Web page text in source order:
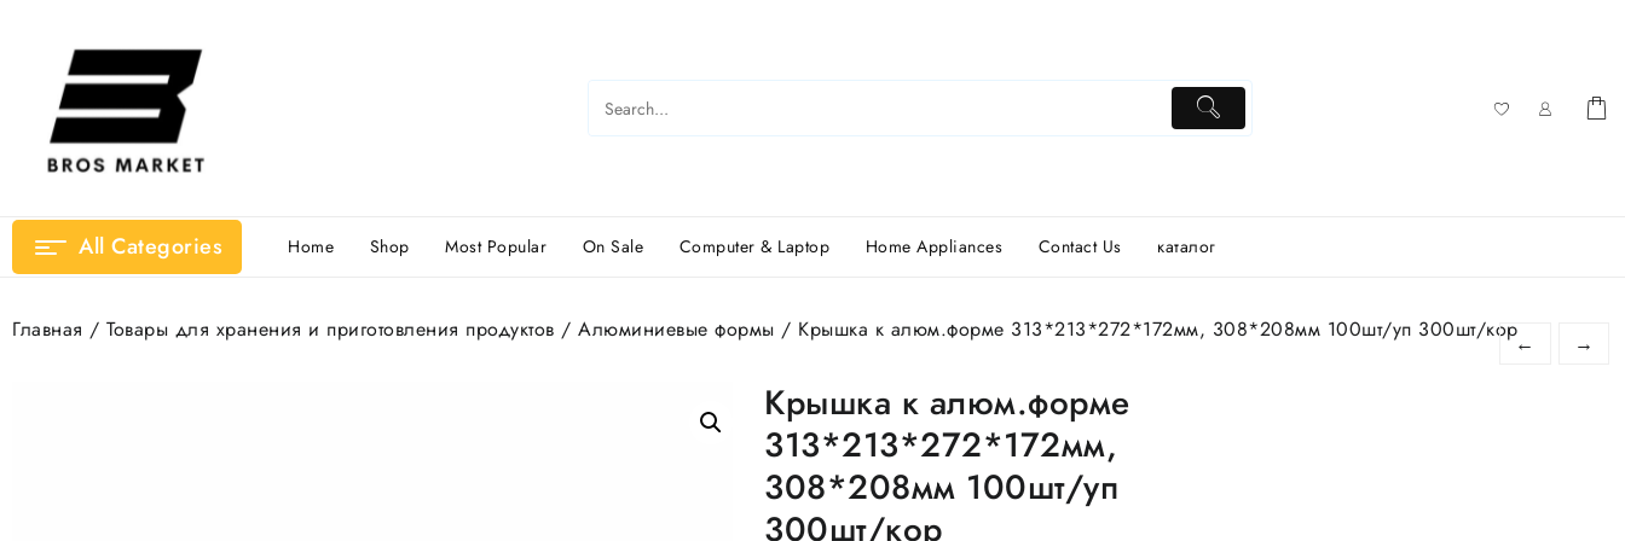
содержимому
All Categories Home Shop Most Popular On Sale Computer & Laptop Home Appliances Contact Us каталог
Главная / Товары для хранения и приготовления продуктов / Алюминиевые формы / Крышка к алюм.форме 313*213*272*172мм, 308*208мм 100шт/уп 300шт/кор
← →
Крышка к алюм.форме
313*213*272*172мм,
308*208мм 100шт/уп
300шт/кор